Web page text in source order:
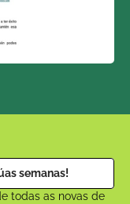
semanas!
todas as novas de